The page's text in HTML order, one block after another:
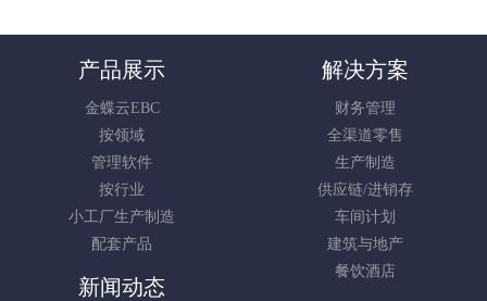
产品展示
金蝶云EBC
按领域
管理软件
按行业
小工厂生产制造
配套产品
解决方案
财务管理
全渠道零售
生产制造
供应链/进销存
车间计划
建筑与地产
餐饮酒店
新闻动态